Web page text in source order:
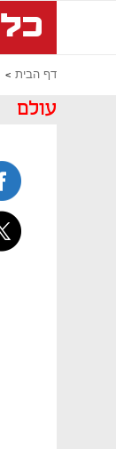
דף הבית
עולם